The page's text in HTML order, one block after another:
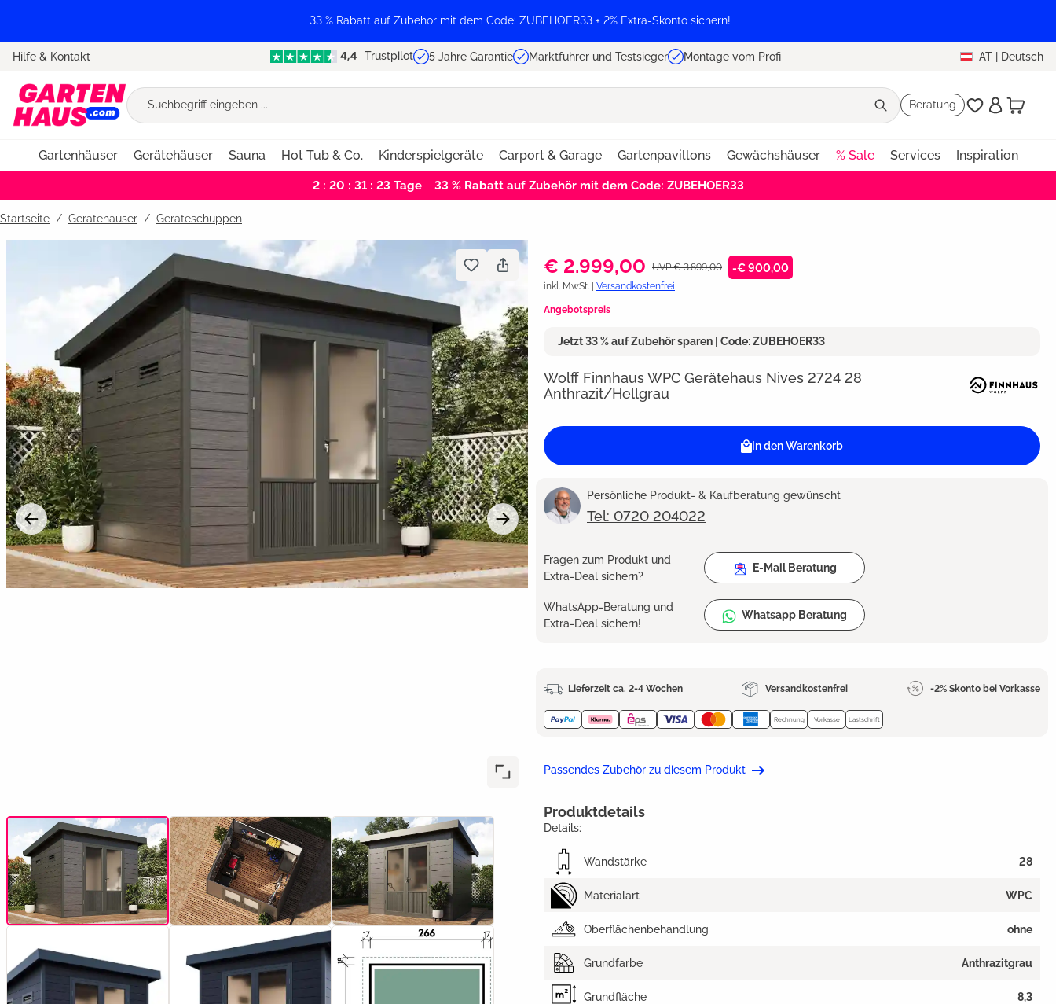
33 % Rabatt auf Zubehör mit dem Code: ZUBEHOER33 + 2% Extra-Skonto sichern!
Hilfe & Kontakt Trustpilot 5 Jahre Garantie Marktführer und Testsieger Montage vom Profi AT | Deutsch
Beratung
Gartenhäuser Gerätehäuser Sauna Hot Tub & Co. Kinderspielgeräte Carport & Garage Gartenpavillons Gewächshäuser % Sale Services Inspiration
2 : 20 : 31 : 22 Tage 33 % Rabatt auf Zubehör mit dem Code: ZUBEHOER33
Startseite Gerätehäuser / Geräteschuppen
€ 2.999,00 UVP € 3.899,00 -€ 900,00
inkl. MwSt. | Versandkostenfrei
Angebotspreis
Jetzt 33 % auf Zubehör sparen | Code: ZUBEHOER33
Wolff Finnhaus WPC Gerätehaus Nives 2724 28
Anthrazit/Hellgrau
In den Warenkorb
Persönliche Produkt- & Kaufberatung gewünscht
Tel: 0720 204022
Fragen zum Produkt und
Extra-Deal sichern?
E-Mail Beratung
WhatsApp-Beratung und
Extra-Deal sichern!
Whatsapp Beratung
Lieferzeit ca. 2-4 Wochen Versandkostenfrei -2% Skonto bei Vorkasse
Rechnung Vorkasse Lastschrift
Passendes Zubehör zu diesem Produkt
Produktdetails
Details:
Wandstärke 28
Materialart WPC
Oberflächenbehandlung ohne
Grundfarbe Anthrazitgrau
Grundfläche 8,3